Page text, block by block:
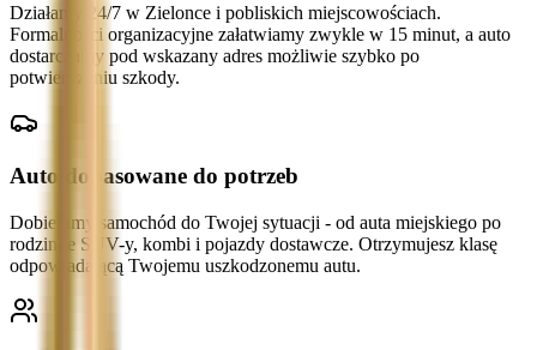
Działamy 24/7 w Zielonce i pobliskich miejscowościach.
Formalności organizacyjne załatwiamy zwykle w 15 minut, a auto
dostarczamy pod wskazany adres możliwie szybko po
potwierdzeniu szkody.
Auto dopasowane do potrzeb
Dobieramy samochód do Twojej sytuacji - od auta miejskiego po
rodzinne SUV-y, kombi i pojazdy dostawcze. Otrzymujesz klasę
odpowiadającą Twojemu uszkodzonemu autu.